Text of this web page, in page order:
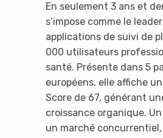
En seulement 3 ans et
s’impose comme le
applications de suivi de
000 utilisateurs
santé. Présente dans 5
européens, elle affiche
Score de 67, générant
croissance organique.
un marché